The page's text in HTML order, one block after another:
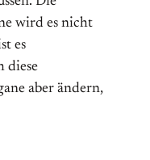
wird es nicht
es
diese
aber ändern,